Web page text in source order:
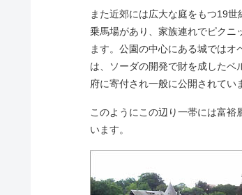
また近郊には広大な庭をもつ19
乗馬場があり、家族連れでピクニ
ます。公園の中心にある城では
は、ソーダの開発で財を成したベ
府に寄付され一般に公開されてい
このようにこの辺り一帯には富裕
います。